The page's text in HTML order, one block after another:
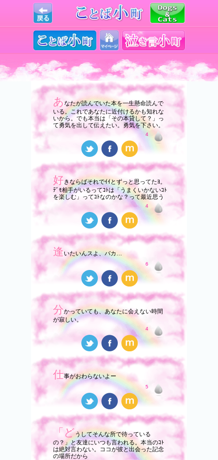
あ なたが読んでいた本を一生懸命読んで
いる。これであなたに近付けるかも知れな
いから。でも本当は「その本貸して？」っ
て勇気を出して伝えたい。勇気を下さい。
4
好きならばそれでｲｲとずっと思ってたﾖ。
ﾃﾞﾓ相手がいるってｺﾄは「うまくいかないｺﾄ
を楽しむ」ってｺﾄなのかな？って最近思う
4
逢 いたいんスよ、バカ…
6
分かっていても、あなたに会えない時間
が寂しい。
4
仕事がおわらないよー
5
「どうしてそんな所で待っている
の？」と友達にいつも言われる。本当のｺﾄ
は絶対言わない。ココが彼と出会った記念
の場所だから